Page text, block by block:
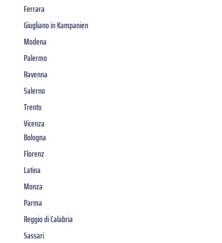
Ferrara
Giugliano in Kampanien
Modena
Palermo
Ravenna
Salerno
Trento
Vicenza
Bologna
Florenz
Latina
Monza
Parma
Reggio di Calabria
Sassari